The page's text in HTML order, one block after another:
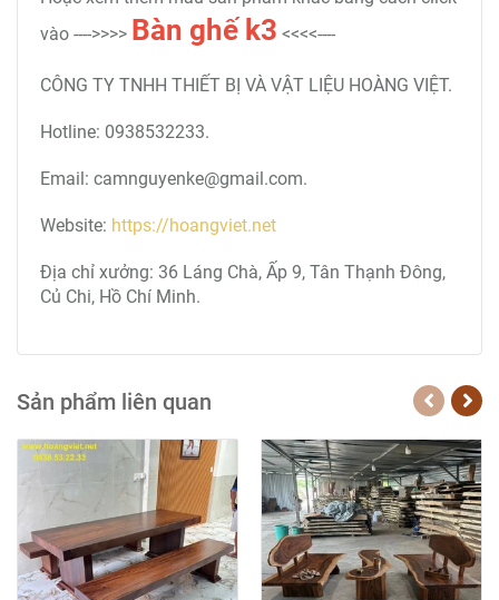
vào ---->>>> Bàn ghế k3 <<<<----
CÔNG TY TNHH THIẾT BỊ VÀ VẬT LIỆU HOÀNG VIỆT.
Hotline: 0938532233.
Email: camnguyenke@gmail.com.
Website: https://hoangviet.net
Địa chỉ xưởng: 36 Láng Chà, Ấp 9, Tân Thạnh Đông,
Củ Chi, Hồ Chí Minh.
Sản phẩm liên quan